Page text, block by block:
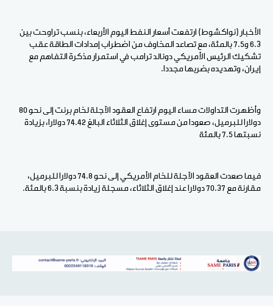
الأخبار (نواكشوط) ارتفعت أسعار النفط اليوم الأربعاء، بنسب تراوحت بين
6.3 و7.5 بالمئة، مع تصاعد المخاوف من اضطراب إمدادات الطاقة عقب
تشكيك الرئيس الأمريكي دونالد ترامب في استمرار مذكرة التفاهم مع
إيران، وتهديده بضربها مجددا.
وأظهرت التداولات مساء اليوم ارتفاع العقود الآجلة لخام برنت إلى نحو 80
دولارا للبرميل، صعودا من مستوى إغلاق الثلاثاء البالغ 74.42 دولارا، بزيادة
نسبتها 7.5 بالمئة
فيما صعدت العقود الآجلة للخام الأمريكي إلى نحو 74.8 دولارا للبرميل،
مقارنة مع 70.37 دولارا عند إغلاق الثلاثاء، مسجلة زيادة بنسبة 6.3 بالمئة.